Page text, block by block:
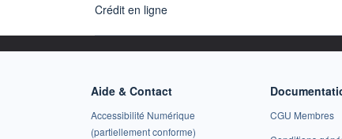
Crédit en ligne
Aide & Contact
Accessibilité Numérique
(partiellement conforme)
CGU Membres